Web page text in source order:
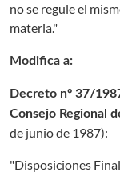
no se regule el
materia."
Modifica a:
Decreto nº 37/
Consejo Regional
de junio de 1987):
"Disposiciones